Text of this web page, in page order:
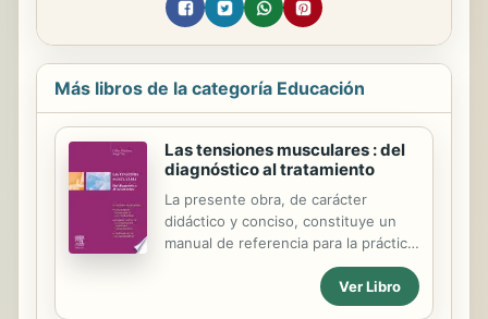
Más libros de la categoría Educación
Las tensiones musculares : del
diagnóstico al tratamiento
La presente obra, de carácter
didáctico y conciso, constituye un
manual de referencia para la práctica
cotidiana y es de gran interés tanto
para estudiantes como para
profesionales de esta disciplina. Está
Ver Libro